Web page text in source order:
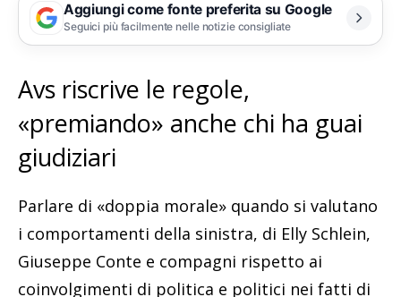
Aggiungi come fonte preferita su Google
Seguici più facilmente nelle notizie consigliate
Avs riscrive le regole,
«premiando» anche chi ha guai
giudiziari
Parlare di «doppia morale» quando si valutano
i comportamenti della sinistra, di Elly Schlein,
Giuseppe Conte e compagni rispetto ai
coinvolgimenti di politica e politici nei fatti di